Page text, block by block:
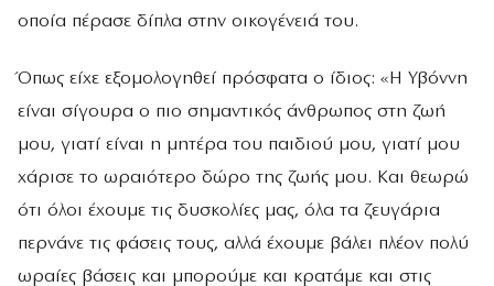
οποία πέρασε δίπλα στην οικογένειά του.
Όπως είχε εξομολογηθεί πρόσφατα ο ίδιος: «Η Υβόννη
είναι σίγουρα ο πιο σημαντικός άνθρωπος στη ζωή
μου, γιατί είναι η μητέρα του παιδιού μου, γιατί μου
χάρισε το ωραιότερο δώρο της ζωής μου. Και θεωρώ
ότι όλοι έχουμε τις δυσκολίες μας, όλα τα ζευγάρια
περνάνε τις φάσεις τους, αλλά έχουμε βάλει πλέον πολύ
ωραίες βάσεις και μπορούμε και κρατάμε και στις